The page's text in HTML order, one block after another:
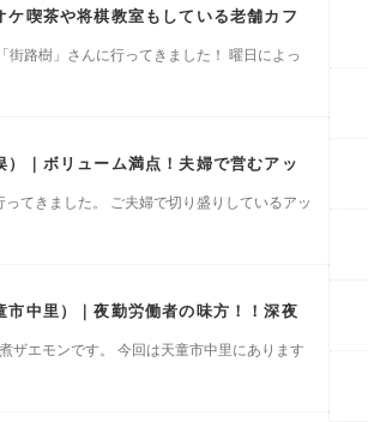
ケ喫茶や将棋教室もしている老舗カフ
路樹」さんに行ってきました！ 曜日によっ
）｜ボリューム満点！夫婦で営むアッ
てきました。 ご夫婦で切り盛りしているアッ
市中里）｜夜勤労働者の味方！！深夜
ザエモンです。 今回は天童市中里にあります